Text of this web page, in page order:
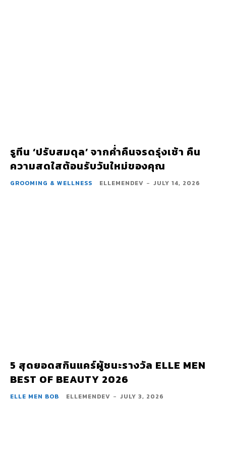
รูทีน ‘ปรับสมดุล’ จากค่ำคืนจรดรุ่งเช้า คืน
ความสดใสต้อนรับวันใหม่ของคุณ
GROOMING & WELLNESS ELLEMENDEV - JULY 14, 2026
5 สุดยอดสกินแคร์ผู้ชนะรางวัล ELLE MEN
BEST OF BEAUTY 2026
ELLE MEN BOB ELLEMENDEV - JULY 3, 2026